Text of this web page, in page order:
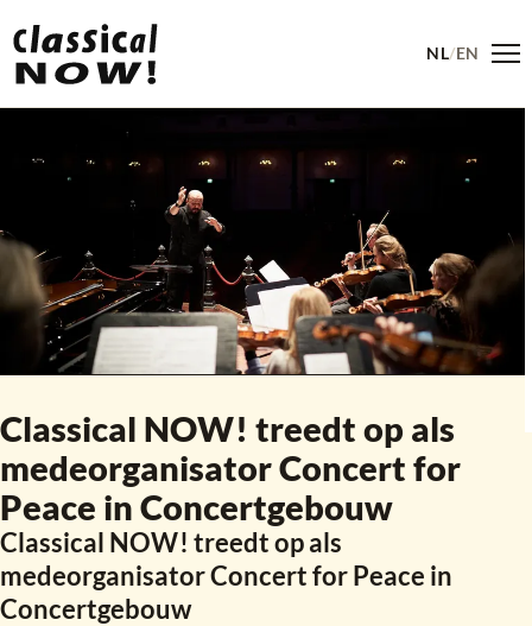
NL/EN
Classical NOW! treedt op als
medeorganisator Concert for
Peace in Concertgebouw
Classical NOW! treedt op als
medeorganisator Concert for Peace in
Concertgebouw